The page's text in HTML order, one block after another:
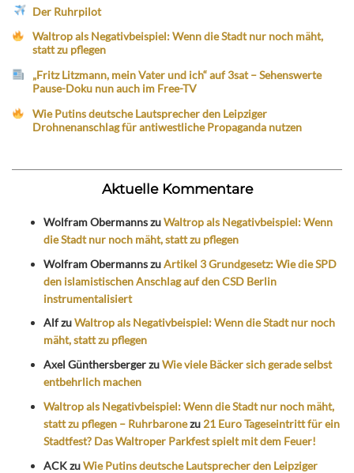
Der Ruhrpilot
Waltrop als Negativbeispiel: Wenn die Stadt nur noch mäht,
statt zu pflegen
„Fritz Litzmann, mein Vater und ich“ auf 3sat – Sehenswerte
Pause-Doku nun auch im Free-TV
Wie Putins deutsche Lautsprecher den Leipziger
Drohnenanschlag für antiwestliche Propaganda nutzen
Aktuelle Kommentare
Wolfram ObermannszuWaltrop als Negativbeispiel: Wenn
die Stadt nur noch mäht, statt zu pflegen
Wolfram ObermannszuArtikel 3 Grundgesetz: Wie die SPD
den islamistischen Anschlag auf den CSD Berlin
instrumentalisiert
AlfzuWaltrop als Negativbeispiel: Wenn die Stadt nur noch
mäht, statt zu pflegen
Axel GünthersbergerzuWie viele Bäcker sich gerade selbst
entbehrlich machen
Waltrop als Negativbeispiel: Wenn die Stadt nur noch mäht,
statt zu pflegen – Ruhrbaronezu 21 Euro Tageseintritt für ein
Stadtfest? Das Waltroper Parkfest spielt mit dem Feuer!
ACKzuWie Putins deutsche Lautsprecher den Leipziger